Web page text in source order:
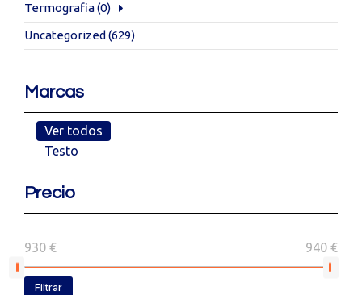
Termografia(0)
Uncategorized (629)
Marcas
Ver todos
Testo
Precio
930 € 940 €
Filtrar